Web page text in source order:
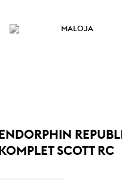
ENDORPHIN
KOMPLET SCOTT RC